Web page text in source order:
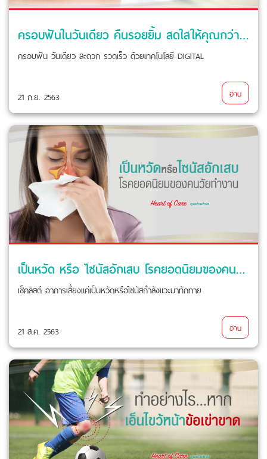
ครอบฟันในวันเดียว คืนรอยยิ้ม สดใสให้คุณกว่าที่เคย ด้วยเทคโนโลยี DIGITAL
ครอบฟัน วันเดียว สะดวก รวดเร็ว ด้วยเทคโนโลยี DIGITAL
21 ก.ย. 2563 อ่าน
เป็นหวัด หรือ ไซนัสอักเสบ โรคยอดนิยมของคนวัยทำงาน
เช็คลิสต์ อาการเสี่ยงแค่เป็นหวัดหรือไซนัสกำลังแวะมาทักทาย
21 ส.ค. 2563 อ่าน